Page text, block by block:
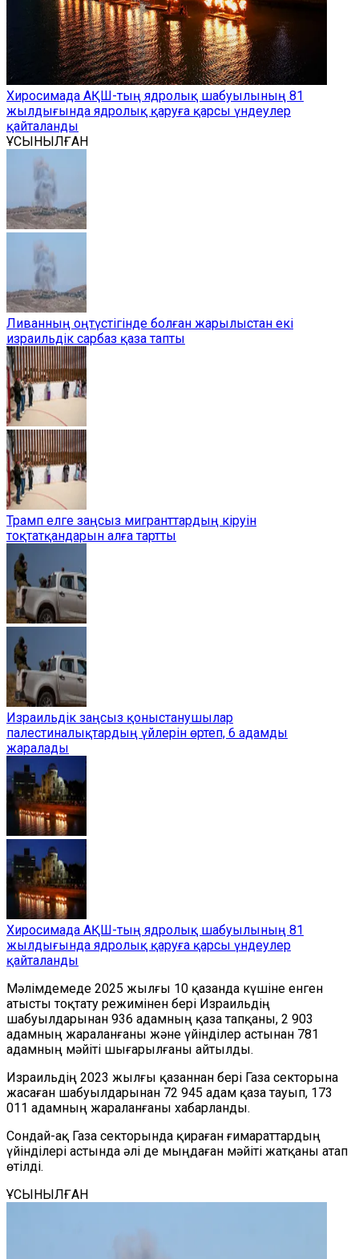
Хиросимада АҚШ-тың ядролық шабуылының 81
жылдығында ядролық қаруға қарсы үндеулер
қайталанды
ҰСЫНЫЛҒАН
Ливанның оңтүстігінде болған жарылыстан екі
израильдік сарбаз қаза тапты
Трамп елге заңсыз мигранттардың кіруін
тоқтатқандарын алға тартты
Израильдік заңсыз қоныстанушылар
палестиналықтардың үйлерін өртеп, 6 адамды
жаралады
Хиросимада АҚШ-тың ядролық шабуылының 81
жылдығында ядролық қаруға қарсы үндеулер
қайталанды
Мәлімдемеде 2025 жылғы 10 қазанда күшіне енген
атысты тоқтату режимінен бері Израильдің
шабуылдарынан 936 адамның қаза тапқаны, 2 903
адамның жараланғаны және үйінділер астынан 781
адамның мәйіті шығарылғаны айтылды.
Израильдің 2023 жылғы қазаннан бері Газа секторына
жасаған шабуылдарынан 72 945 адам қаза тауып, 173
011 адамның жараланғаны хабарланды.
Сондай-ақ Газа секторында қираған ғимараттардың
үйінділері астында әлі де мыңдаған мәйіті жатқаны атап
өтілді.
ҰСЫНЫЛҒАН